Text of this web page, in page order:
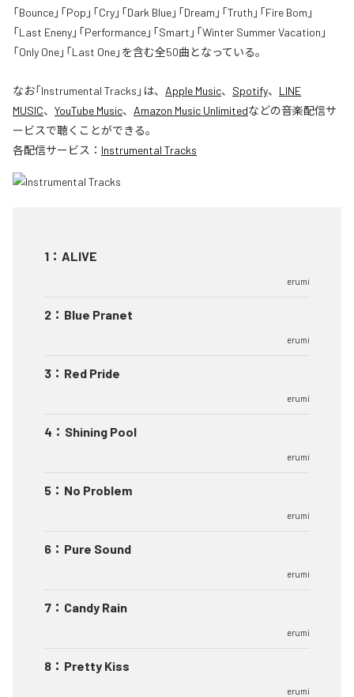
「Bounce」「Pop」「Cry」「Dark Blue」「Dream」「Truth」「Fire Bom」
「Last Eneny」「Performance」「Smart」「Winter Summer Vacation」
「Only One」「Last One」を含む全50曲となっている。
なお「Instrumental Tracks 」は、 Apple Music、 Spotify、 LINE
MUSIC、 YouTube Music、 Amazon Music Unlimitedなどの音楽配信サ
ービスで聴くことができる。
各配信サービス： Instrumental Tracks
1 ： ALIVE
erumi
2 ： Blue Pranet
erumi
3 ： Red Pride
erumi
4 ： Shining Pool
erumi
5 ： No Problem
erumi
6 ： Pure Sound
erumi
7 ： Candy Rain
erumi
8 ： Pretty Kiss
erumi